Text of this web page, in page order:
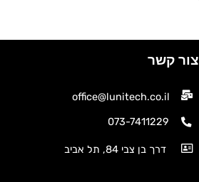
צור קשר
office@lunitech.co.il
073-7411229
דרך בן צבי 84, תל אביב